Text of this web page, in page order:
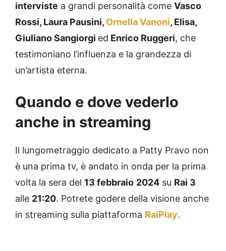
interviste a grandi personalità come Vasco
Rossi, Laura Pausini, Ornella Vanoni, Elisa,
Giuliano Sangiorgi ed Enrico Ruggeri, che
testimoniano l’influenza e la grandezza di
un’artista eterna.
Quando e dove vederlo
anche in streaming
Il lungometraggio dedicato a Patty Pravo non
è una prima tv, è andato in onda per la prima
volta la sera del 13 febbraio 2024 su Rai 3
alle 21:20. Potrete godere della visione anche
in streaming sulla piattaforma RaiPlay.